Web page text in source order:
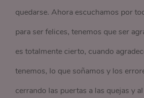
quedarse. Ahora escuchamos por
para ser felices, tenemos que ser
es totalmente cierto, cuando
tenemos, lo que soñamos y los
cerrando las puertas a las quejas y